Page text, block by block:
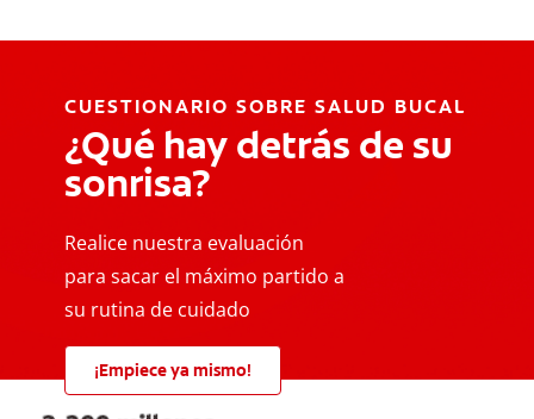
CUESTIONARIO SOBRE SALUD BUCAL
¿Qué hay detrás de su
sonrisa?
Realice nuestra evaluación
para sacar el máximo partido a
su rutina de cuidado
¡Empiece ya mismo!